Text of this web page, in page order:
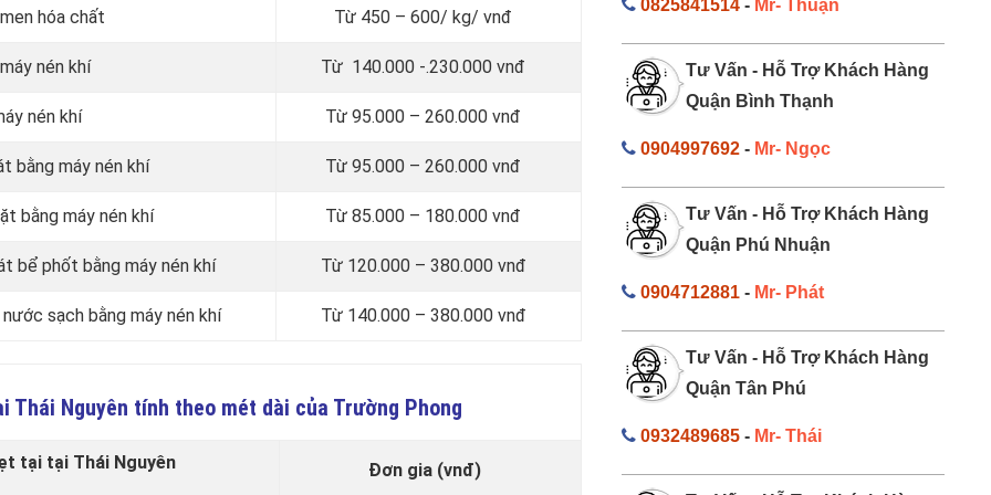
hóa chất Từ 450 – 600/ kg/ vnđ
nén khí Từ 140.000 -.230.000 vnđ
nén khí Từ 95.000 – 260.000 vnđ
bằng máy nén khí Từ 95.000 – 260.000 vnđ
bằng máy nén khí Từ 85.000 – 180.000 vnđ
bể phốt bằng máy nén khí Từ 120.000 – 380.000 vnđ
sạch bằng máy nén khí Từ 140.000 – 380.000 vnđ
Thái Nguyên tính theo mét dài của Trường Phong
tại tại Thái Nguyên Đơn gia (vnđ)
0825841514- Mr- Thuận
Tư Vấn - Hỗ Trợ Khách Hàng
Quận Bình Thạnh
0904997692- Mr- Ngọc
Tư Vấn - Hỗ Trợ Khách Hàng
Quận Phú Nhuận
0904712881- Mr- Phát
Tư Vấn - Hỗ Trợ Khách Hàng
Quận Tân Phú
0932489685- Mr- Thái